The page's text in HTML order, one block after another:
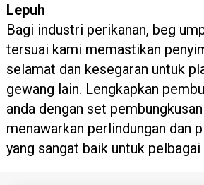
Lepuh
Bagi industri perikanan, beg
tersuai kami memastikan
selamat dan kesegaran untuk
gewang lain. Lengkapkan
anda dengan set
menawarkan perlindungan dan
yang sangat baik untuk